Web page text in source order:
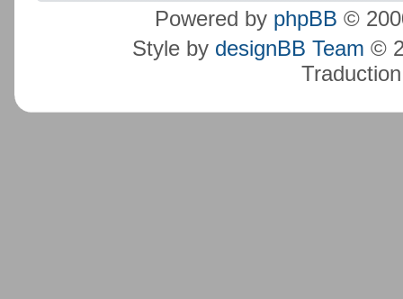
Powered by phpBB ©
Style by designBB Team ©